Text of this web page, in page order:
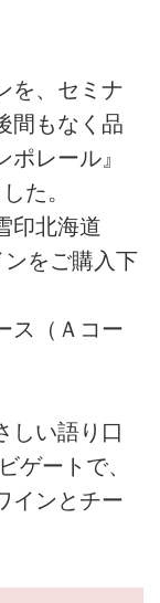
を、セミナ
間もなく品
レール』
た。
印北海道
をご購入下
ス（Ａコー
しい語り口
ゲートで、
インとチー